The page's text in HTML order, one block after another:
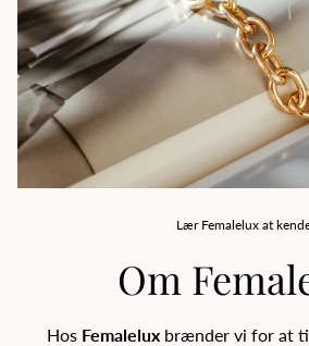
Lær Femalelux at
Om
Hos Femalelux brænder vi for at